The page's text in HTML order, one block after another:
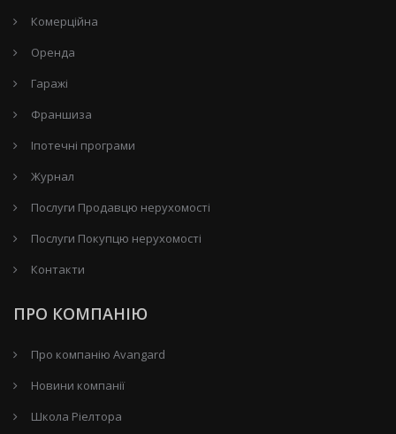
Комерційна
Оренда
Гаражі
Франшиза
Іпотечні програми
Журнал
Послуги Продавцю нерухомості
Послуги Покупцю нерухомості
Контакти
ПРО КОМПАНІЮ
Про компанію Avangard
Новини компанії
Школа Ріелтора